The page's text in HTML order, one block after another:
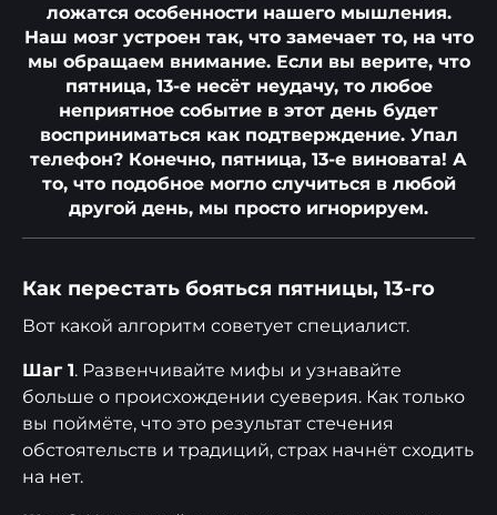
ложатся особенности нашего мышления.
Наш мозг устроен так, что замечает то, на что
мы обращаем внимание. Если вы верите, что
пятница, 13-е несёт неудачу, то любое
неприятное событие в этот день будет
восприниматься как подтверждение. Упал
телефон? Конечно, пятница, 13-е виновата! А
то, что подобное могло случиться в любой
другой день, мы просто игнорируем.
Как перестать бояться пятницы, 13-го
Вот какой алгоритм советует специалист.
Шаг 1. Развенчивайте мифы и узнавайте
больше о происхождении суеверия. Как только
вы поймёте, что это результат стечения
обстоятельств и традиций, страх начнёт сходить
на нет.